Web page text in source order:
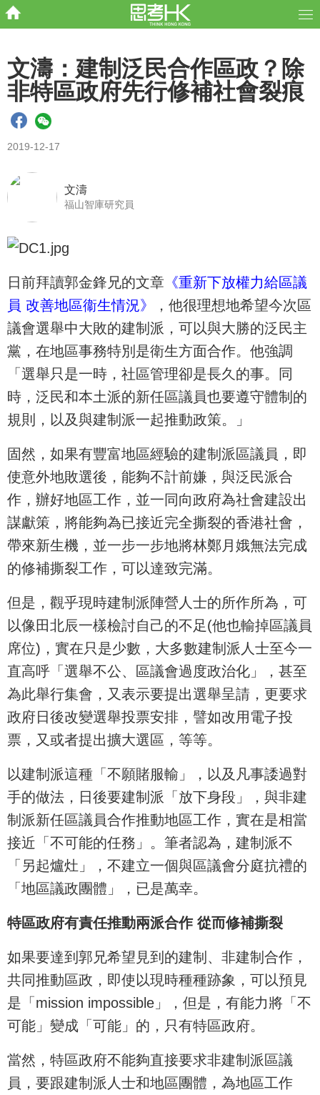
文濤：建制泛民合作區政？除
非特區政府先行修補社會裂痕
2019-12-17
文濤
福山智庫研究員
日前拜讀郭金鋒兄的文章 《重新下放權力給區議
員 改善地區衞生情況》
，他很理想地希望今次區
議會選舉中大敗的建制派，可以與大勝的泛民主
黨，在地區事務特別是衛生方面合作。他強調
「選舉只是一時，社區管理卻是長久的事。同
時，泛民和本土派的新任區議員也要遵守體制的
規則，以及與建制派一起推動政策。」
固然，如果有豐富地區經驗的建制派區議員，即
使意外地敗選後，能夠不計前嫌，與泛民派合
作，辦好地區工作，並一同向政府為社會建設出
謀獻策，將能夠為已接近完全撕裂的香港社會，
帶來新生機，並一步一步地將林鄭月娥無法完成
的修補撕裂工作，可以達致完滿。
但是，觀乎現時建制派陣營人士的所作所為，可
以像田北辰一樣檢討自己的不足(他也輸掉區議員
席位)，實在只是少數，大多數建制派人士至今一
直高呼「選舉不公、區議會過度政治化」，甚至
為此舉行集會，又表示要提出選舉呈請，更要求
政府日後改變選舉投票安排，譬如改用電子投
票，又或者提出擴大選區，等等。
以建制派這種「不願賭服輸」，以及凡事諉過對
手的做法，日後要建制派「放下身段」，與非建
制派新任區議員合作推動地區工作，實在是相當
接近「不可能的任務」。筆者認為，建制派不
「另起爐灶」，不建立一個與區議會分庭抗禮的
「地區議政團體」，已是萬幸。
特區政府有責任推動兩派合作 從而修補撕裂
如果要達到郭兄希望見到的建制、非建制合作，
共同推動區政，即使以現時種種跡象，可以預見
是「mission impossible」，但是，有能力將「不
可能」變成「可能」的，只有特區政府。
當然，特區政府不能夠直接要求非建制派區議
員，要跟建制派人士和地區團體，為地區工作